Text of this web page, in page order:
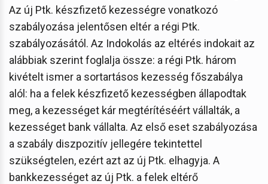
Az új Ptk. készfizető kezességre vonatkozó
szabályozása jelentősen eltér a régi Ptk.
szabályozásától. Az Indokolás az eltérés indokait az
alábbiak szerint foglalja össze: a régi Ptk. három
kivételt ismer a sortartásos kezesség főszabálya
alól: ha a felek készfizető kezességben állapodtak
meg, a kezességet kár megtérítéséért vállalták, a
kezességet bank vállalta. Az első eset szabályozása
a szabály diszpozitív jellegére tekintettel
szükségtelen, ezért azt az új Ptk. elhagyja. A
bankkezességet az új Ptk. a felek eltérő